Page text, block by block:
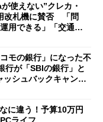
使えない”クレカ・
改札機に賛否 「問
用できる」「交通系I
モの銀行」になった不
が「SBIの銀行」と
ッシュバックキャンペ
に違う！予算10万円